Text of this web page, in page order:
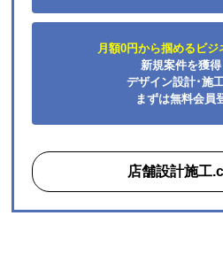
商品の梱包は必要十分なものでし
またこのショップを利用したいで
【このショップを選んだ理由
購入した時点で最安価格でし
を以前利用したことがあり、
月額0円から掴めるビジ
新規案件を獲
デザイン設計･施
まずは無料会員
店舗設計施工